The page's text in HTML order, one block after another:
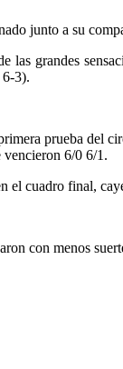
junto a su
las grandes
3).
prueba del
vencieron 6/0 6/1.
el cuadro final,
con menos